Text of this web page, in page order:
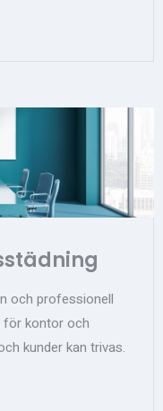
och professionell
för kontor och
kunder kan trivas.